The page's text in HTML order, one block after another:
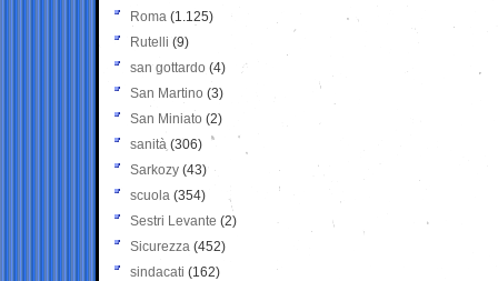
Roma (1.125)
Rutelli (9)
san gottardo (4)
San Martino (3)
San Miniato (2)
sanità (306)
Sarkozy (43)
scuola (354)
Sestri Levante (2)
Sicurezza (452)
sindacati (162)